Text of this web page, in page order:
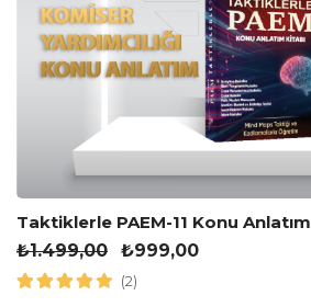
Taktiklerle PAEM-11 Konu Anlatım
₺1.499,00 ₺999,00
(2)